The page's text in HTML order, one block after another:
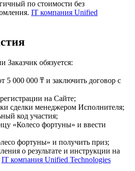
по стоимости без
IT компания Unified
Заказчик обязуется:
5 000 000 ₸ и заключить договор с
на Сайте;
сделки менеджером Исполнителя;
код участия;
«Колесо фортуны» и ввести
фортуны» и получить приз;
о результате и инструкции на
IT компания Unified Technologies